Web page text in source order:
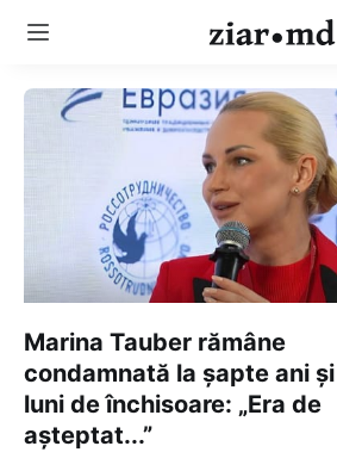
Marina Tauber rămâne
condamnată la șapte ani
luni de închisoare: „Era de
așteptat...”